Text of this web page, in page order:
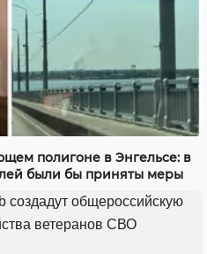
полигоне в Энгельсе: в
были бы приняты меры